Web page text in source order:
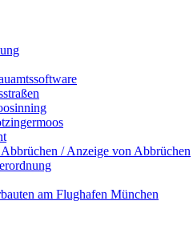
/ Anzeige von Abbrüchen
am Flughafen München